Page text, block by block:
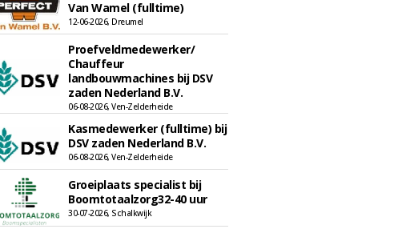
Van Wamel (fulltime)
12-06-2026, Dreumel
Proefveldmedewerker/
Chauffeur
landbouwmachines bij DSV
zaden Nederland B.V.
06-08-2026, Ven-Zelderheide
Kasmedewerker (fulltime) bij
DSV zaden Nederland B.V.
06-08-2026, Ven-Zelderheide
Groeiplaats specialist bij
Boomtotaalzorg32-40 uur
30-07-2026, Schalkwijk